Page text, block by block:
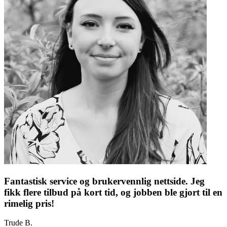
Fantastisk service og brukervennlig nettside. Jeg
fikk flere tilbud på kort tid, og jobben ble gjort til en
rimelig pris!
Trude B.